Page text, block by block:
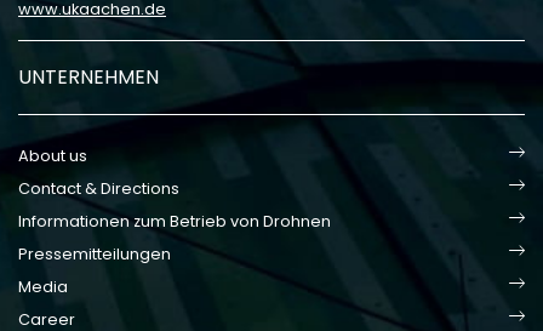
www.ukaachen.de
UNTERNEHMEN
About us
Contact & Directions
Informationen zum Betrieb von Drohnen
Pressemitteilungen
Media
Career